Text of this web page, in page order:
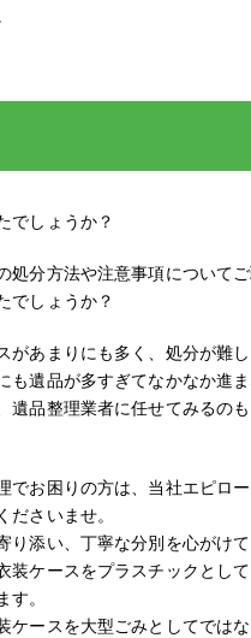
でしょうか？
処分方法や注意事項について
でしょうか？
があまりにも多く、処分が難し
も遺品が多すぎてなかなか進ま
遺品整理業者に任せてみるの
でお困りの方は、当社エピロ
ださいませ。
り添い、丁寧な分別を心がけて
装ケースをプラスチックとし
。
ケースを大型ごみとしてでは